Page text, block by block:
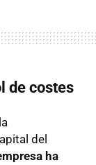
de costes
del
ha